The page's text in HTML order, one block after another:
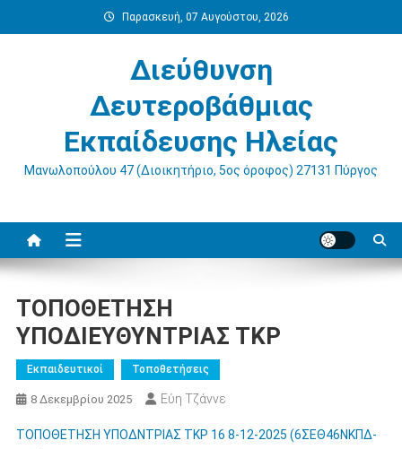
στο
Παρασκευή, 07 Αυγούστου, 2026
Διεύθυνση
Δευτεροβάθμιας
Εκπαίδευσης Ηλείας
Μανωλοπούλου 47 (Διοικητήριο, 5ος όροφος) 27131 Πύργος
ΤΟΠΟΘΕΤΗΣΗ
ΥΠΟΔΙΕΥΘΥΝΤΡΙΑΣ ΤΚΡ
Εκπαιδευτικοί Τοποθετήσεις
8 Δεκεμβρίου 2025 Εύη Τζάννε
ΤΟΠΟΘΕΤΗΣΗ ΥΠΟΔΝΤΡΙΑΣ ΤΚΡ 16 8-12-2025 (6ΣΕΘ46ΝΚΠΔ-